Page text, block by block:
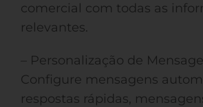
comercial com todas as
relevantes.
– Personalização de
Configure mensagens
respostas rápidas,